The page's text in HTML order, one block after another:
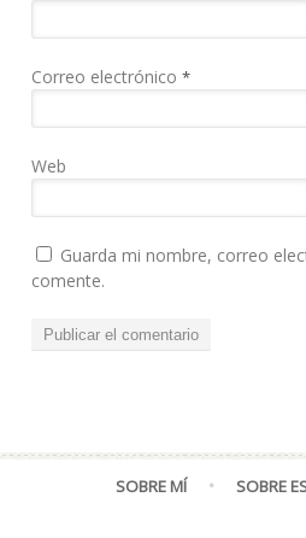
Correo electrónico *
Web
Guarda mi nombre, correo
comente.
SOBRE MÍ SOBRE